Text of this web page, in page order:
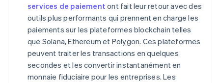
services de paiement ont fait leur retour avec des
outils plus performants qui prennent en charge les
paiements sur les plateformes blockchain telles
que Solana, Ethereum et Polygon. Ces plateformes
peuvent traiter les transactions en quelques
secondes et les convertir instantanément en
monnaie fiduciaire pour les entreprises. Les